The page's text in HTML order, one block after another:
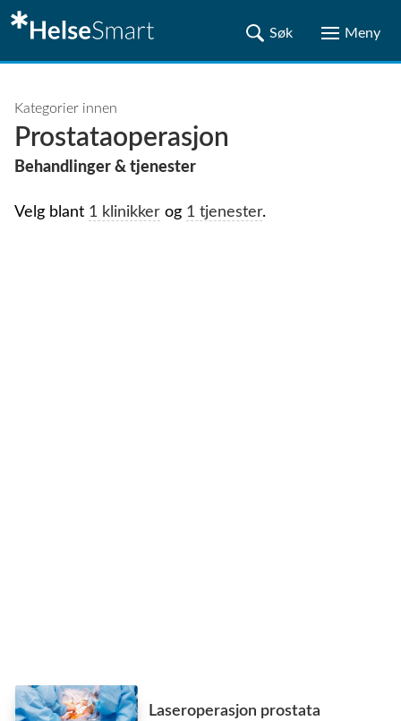
Kategorier innen
Prostataoperasjon
Behandlinger & tjenester
Velg blant 1 klinikker og 1 tjenester.
Laseroperasjon prostata